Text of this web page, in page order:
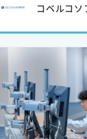
コベルコ